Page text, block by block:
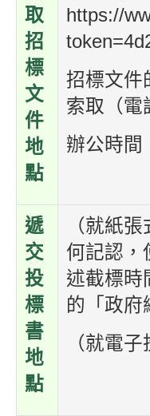
取
招
標
文
件
地
點
https://
招標文件
索取（電
辦公時間
(ii) 星
遞
交
投
標
書
地
點
（就紙
何記認，
述截標時
的「政府
（就電